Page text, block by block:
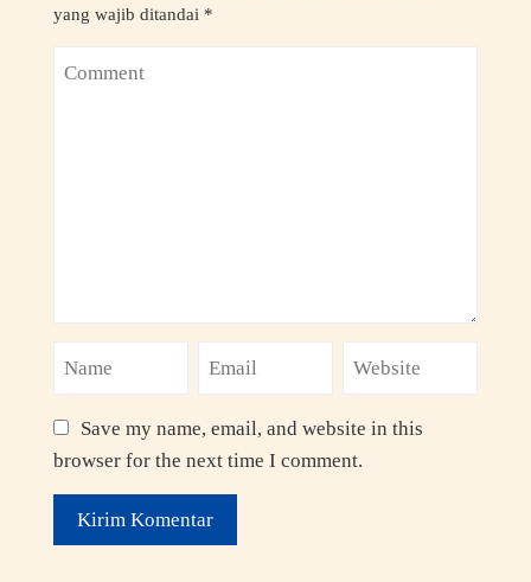
yang wajib ditandai *
Save my name, email, and website in this
browser for the next time I comment.